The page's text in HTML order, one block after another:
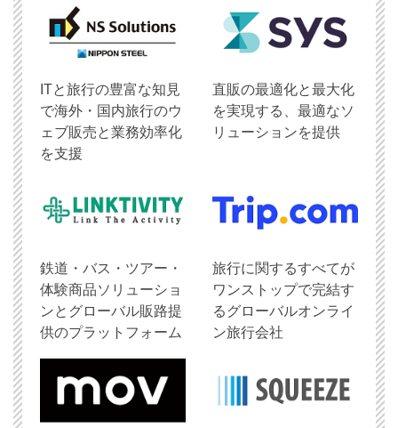
ITと旅行の豊富な知見
で海外・国内旅行のウ
ェブ販売と業務効率化
を支援
直販の最適化と最大化
を実現する、最適なソ
リューションを提供
鉄道・バス・ツアー・
体験商品ソリューショ
ンとグローバル販路提
供のプラットフォーム
旅行に関するすべてが
ワンストップで完結す
るグローバルオンライ
ン旅行会社